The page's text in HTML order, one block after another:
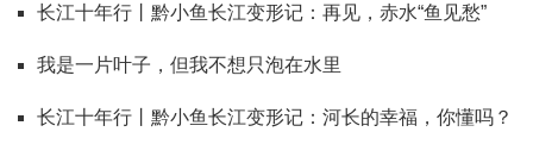
长江十年行丨黔小鱼长江变形记：再见，赤水“鱼见愁”
我是一片叶子，但我不想只泡在水里
长江十年行丨黔小鱼长江变形记：河长的幸福，你懂吗？